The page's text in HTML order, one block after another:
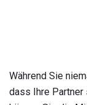
Während Sie
dass Ihre Partner